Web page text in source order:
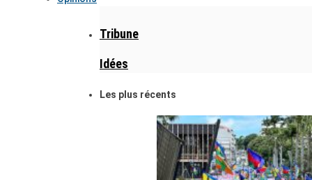
Tribune
Idées
Les plus récents